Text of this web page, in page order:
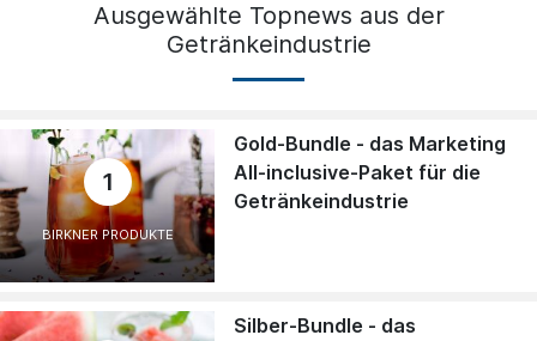
Ausgewählte Topnews aus der
Getränkeindustrie
1
BIRKNER PRODUKTE
Gold-Bundle - das Marketing
All-inclusive-Paket für die
Getränkeindustrie
Silber-Bundle - das